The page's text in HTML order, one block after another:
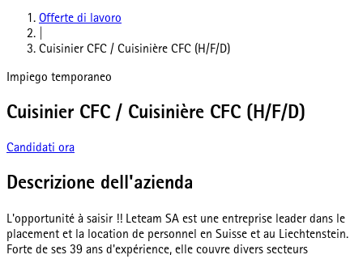
Offerte di lavoro
Cuisinier CFC / Cuisinière CFC (H/F/D)
Impiego temporaneo
Cuisinier CFC / Cuisinière CFC (H/F/D)
Candidati ora
Descrizione dell'azienda
L'opportunité à saisir !! Leteam SA est une entreprise leader dans le
placement et la location de personnel en Suisse et au Liechtenstein.
Forte de ses 39 ans d'expérience, elle couvre divers secteurs